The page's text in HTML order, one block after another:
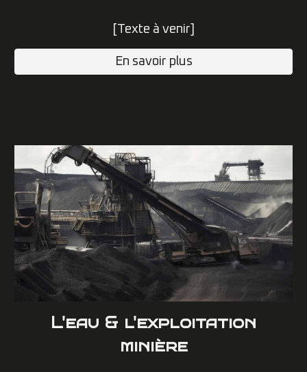
[Texte à venir]
En savoir plus
L'eau & l'exploitation
minière